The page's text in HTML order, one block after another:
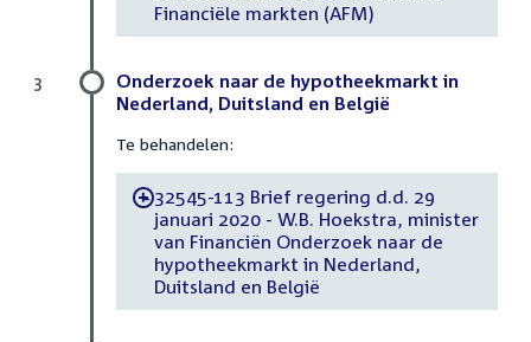
Financiële markten (AFM)
Onderzoek naar de hypotheekmarkt in
Nederland, Duitsland en België
Te behandelen:
-32545-113 Brief regering d.d. 29
januari 2020 - W.B. Hoekstra, minister
van Financiën Onderzoek naar de
hypotheekmarkt in Nederland,
Duitsland en België
3